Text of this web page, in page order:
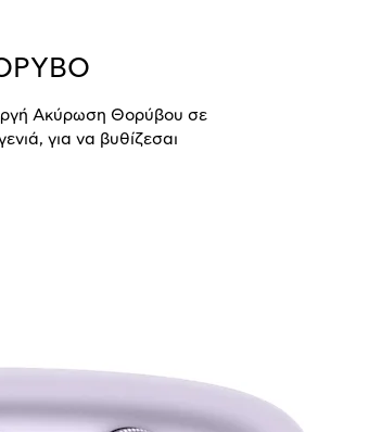
Ακύρωση Θορύβου σε
για να βυθίζεσαι